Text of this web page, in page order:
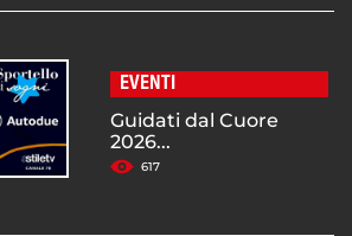
EVENTI
Guidati dal Cuore
2026...
617